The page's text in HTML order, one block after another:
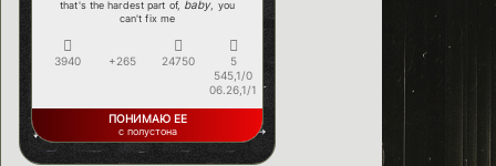
that's the hardest part of, baby, you
can't fix me
3940 +265 24750
5
545,1/0
06.26,1/1
ПОНИМАЮ ЕЕ
с полустона